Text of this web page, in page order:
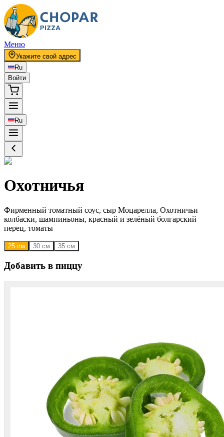
Меню
Укажите свой адрес
Ru
Войти
Ru
Охотничья
Фирменный томатный соус, сыр Моцарелла, Охотничьи
колбаски, шампиньоны, красный и зелёный болгарский
перец, томаты
25 см 30 см 35 см
Добавить в пиццу